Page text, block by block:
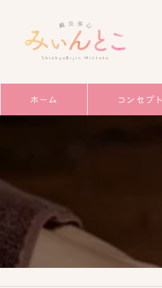
ホーム コンセプト